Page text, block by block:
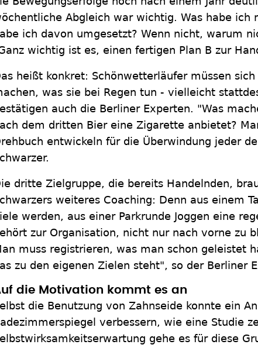
Abgleich war wichtig. Was habe ich
ich davon umgesetzt? Wenn nicht, warum
wichtig ist es, einen fertigen Plan B zur
heißt konkret: Schönwetterläufer müssen
was sie bei Regen tun - vielleicht
auch die Berliner Experten. "Was
dem dritten Bier eine Zigarette anbietet?
entwickeln für die Überwindung jeder
dritte Zielgruppe, die bereits Handelnden,
weiteres Coaching: Denn aus einem
werden, aus einer Parkrunde Joggen eine
zur Organisation, nicht nur nach vorne zu
muss registrieren, was man schon geleistet
zu den eigenen Zielen steht", so der Berliner
die Motivation kommt es an
die Benutzung von Zahnseide konnte ein
verbessern, wie eine Studie
gehe es für diese